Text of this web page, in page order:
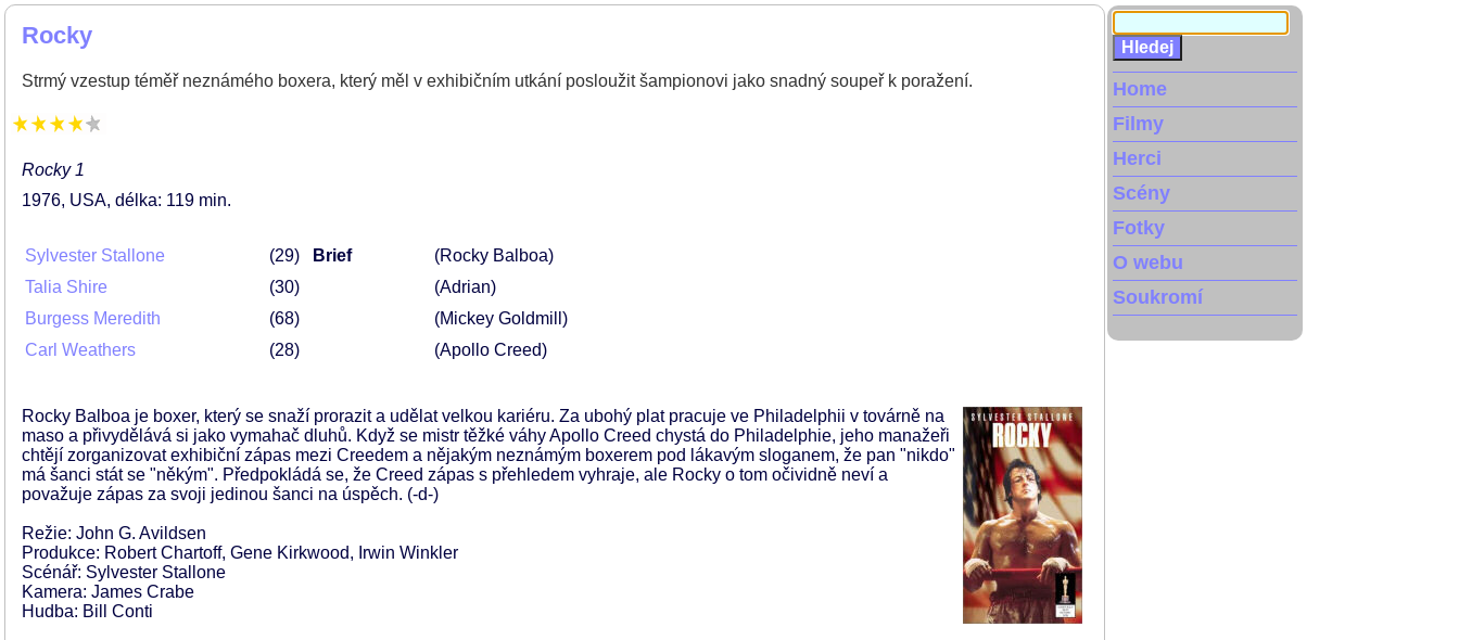
Rocky
Strmý vzestup téměř neznámého boxera, který měl v exhibičním utkání posloužit šampionovi jako snadný soupeř k poražení.
Rocky 1
1976 USA délka: 119 min
Sylvester Stallone 29 Brief
(Rocky Balboa)
Talia Shire
30
(Adrian)
Burgess Meredith
68
(Mickey Goldmill)
Carl Weathers
28 (Apollo Creed)
Rocky Balboa je boxer, který se snaží prorazit a udělat velkou kariéru. Za ubohý plat pracuje ve Philadelphii v továrně na
maso a přivydělává si jako vymahač dluhů. Když se mistr těžké váhy Apollo Creed chystá do Philadelphie, jeho manažeři
chtějí zorganizovat exhibiční zápas mezi Creedem a nějakým neznámým boxerem pod lákavým sloganem, že pan "nikdo"
má šanci stát se "někým". Předpokládá se, že Creed zápas s přehledem vyhraje, ale Rocky o tom očividně neví a
považuje zápas za svoji jedinou šanci na úspěch. (-d-)
Režie: John G. Avildsen
Produkce: Robert Chartoff, Gene Kirkwood, Irwin Winkler
Scénář: Sylvester Stallone
Kamera: James Crabe
Hudba: Bill Conti
Home
Filmy
Herci
Scény
Fotky
O webu
Soukromí